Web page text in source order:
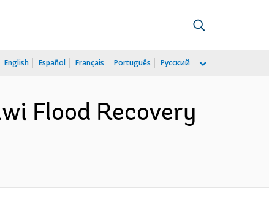
English Español Français Português Русский
Flood Recovery